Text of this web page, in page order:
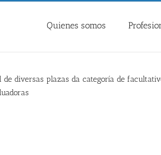
Quienes somos
de diversas plazas da categoría de